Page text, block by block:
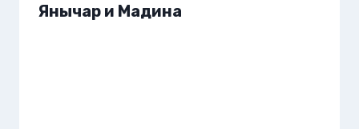
Янычар и Мадина